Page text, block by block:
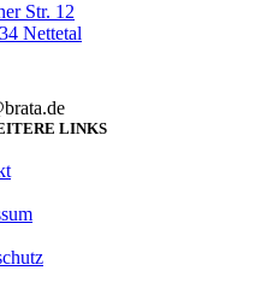
Str. 12
Nettetal
LINKS